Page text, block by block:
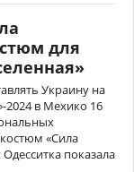
для
Украину на
2024 в Мехико 16
«Сила
показала